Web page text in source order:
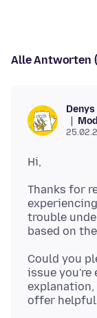
Alle Antworten
Denys
Thanks for
trouble
Could you
issue you're